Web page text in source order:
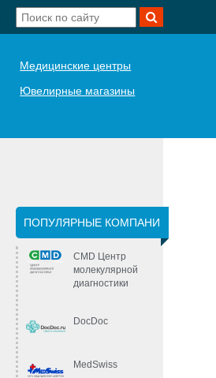
Медицинские центры
Ювелирные магазины
ПОПУЛЯРНЫЕ КОМПАНИ
CMD Центр
молекулярной
диагностики
DocDoc
MedSwiss